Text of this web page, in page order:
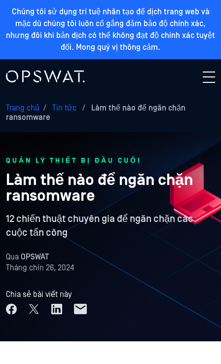
Chúng tôi sử dụng trí tuệ nhân tạo để dịch trang web và
mặc dù chúng tôi luôn cố gắng đảm bảo độ chính xác,
nhưng đôi khi bản dịch có thể không đạt độ chính xác tuyệt
đối. Mong quý vị thông cảm.
Trang chủ / Tin tức /
Làm thế nào để ngăn chặn
ransomware
QUẢN LÝ THIẾT BỊ ĐẦU CUỐI
Làm thế nào để ngăn chặn
ransomware
12 chiến thuật chuyên gia để ngăn chặn các
cuộc tấn công
Qua OPSWAT
Tháng chín 26, 2024
Chia sẻ bài viết này